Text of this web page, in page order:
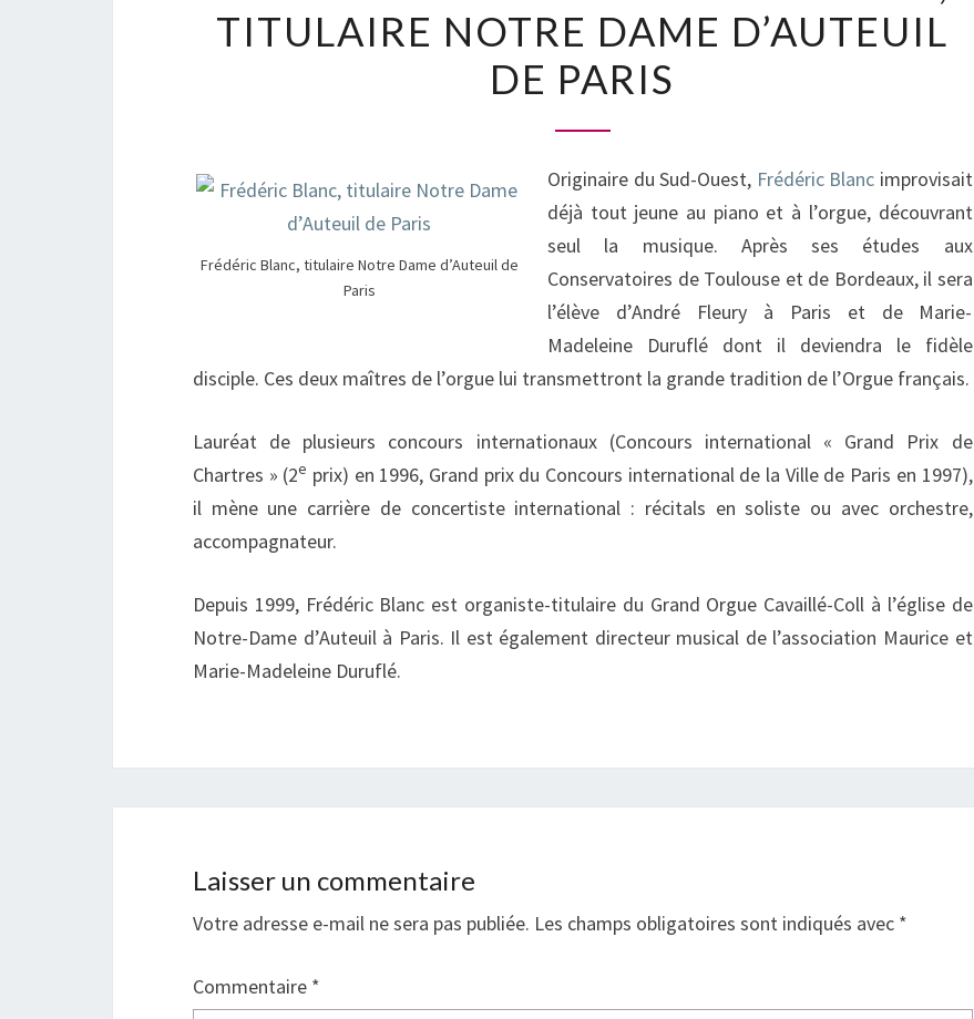
2015
:
FRÉDÉRIC
NOTRE
DAME
D’AUTEUIL
DE
PARIS
TITULAIRE NOTRE DAME D’AUTEUIL
DE PARIS
Frédéric Blanc, titulaire Notre Dame d’Auteuil de
Paris
Originaire du Sud-Ouest, Frédéric Blanc improvisait
déjà tout jeune au piano et à l’orgue, découvrant
seul la musique. Après ses études aux
Conservatoires de Toulouse et de Bordeaux, il sera
l’élève d’André Fleury à Paris et de Marie-
Madeleine Duruflé dont il deviendra le fidèle
disciple. Ces deux maîtres de l’orgue lui transmettront la grande tradition de l’Orgue français.
Lauréat de plusieurs concours internationaux (Concours international « Grand Prix de
Chartres » (2e prix) en 1996, Grand prix du Concours international de la Ville de Paris en 1997),
il mène une carrière de concertiste international : récitals en soliste ou avec orchestre,
accompagnateur.
Depuis 1999, Frédéric Blanc est organiste-titulaire du Grand Orgue Cavaillé-Coll à l’église de
Notre-Dame d’Auteuil à Paris. Il est également directeur musical de l’association Maurice et
Marie-Madeleine Duruflé.
Laisser un commentaire
Votre adresse e-mail ne sera pas publiée. Les champs obligatoires sont indiqués avec *
Commentaire *